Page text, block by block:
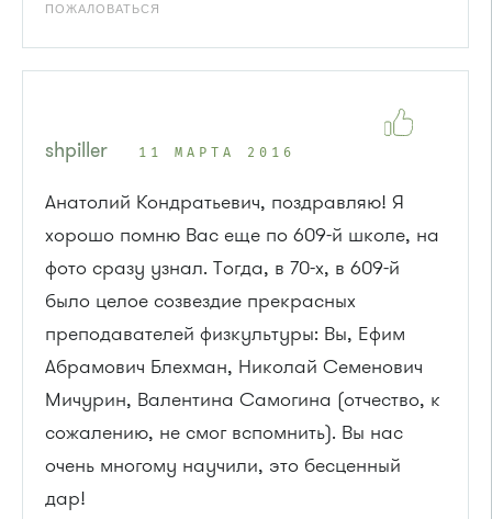
ПОЖАЛОВАТЬСЯ
shpiller 11 МАРТА 2016
Анатолий Кондратьевич, поздравляю! Я
хорошо помню Вас еще по 609-й школе, на
фото сразу узнал. Тогда, в 70-х, в 609-й
было целое созвездие прекрасных
преподавателей физкультуры: Вы, Ефим
Абрамович Блехман, Николай Семенович
Мичурин, Валентина Самогина (отчество, к
сожалению, не смог вспомнить). Вы нас
очень многому научили, это бесценный
дар!